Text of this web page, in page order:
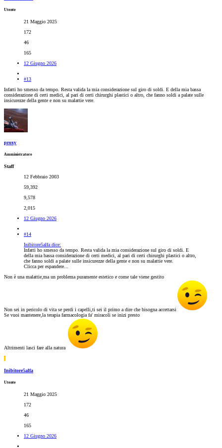
Utente
21 Maggio 2025
172
46
165
12 Giugno 2026
#13
Infatti ho smesso da tempo. Resta valida la mia considerazione sul giro di soldi. E della mia bassa
considerazione di certi medici, al pari di certi chirurghi plastici o altro, che fanno soldi a palate sulle
insicurezze della gente e non su malattie vere.
proxy
Amministratore
Staff
12 Febbraio 2003
59,392
9,578
2,015
12 Giugno 2026
#14
Inibitore5alfa dice:
Infatti ho smesso da tempo. Resta valida la mia considerazione sul giro di soldi. E
della mia bassa considerazione di certi medici, al pari di certi chirurghi plastici o altro,
che fanno soldi a palate sulle insicurezze della gente e non su malattie vere.
Clicca per espandere...
Non è una malattie,ma un problema puramente estetico e come tale viene gestito
Non sei in pericolo di vita se perdi i capelli,ti sei il primo a dire che bisogna accettarsi
Se vuoi mantenere,la terapia farmacologia fa' miracoli se inizi presto
Altrimenti lasci fare alla natura
I
Inibitore5alfa
Utente
21 Maggio 2025
172
46
165
12 Giugno 2026